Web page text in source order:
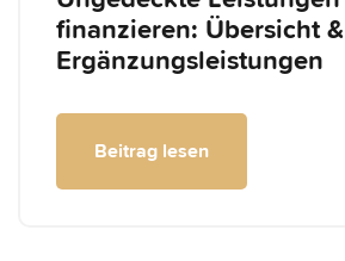
finanzieren: Übersicht &
Ergänzungsleistungen
Beitrag lesen